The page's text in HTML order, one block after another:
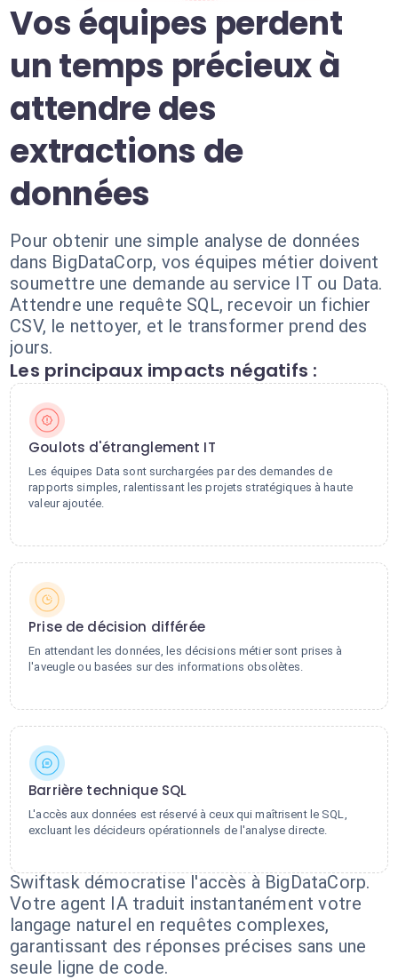
Vos équipes perdent
un temps précieux à
attendre des
extractions de
données
Pour obtenir une simple analyse de données
dans BigDataCorp, vos équipes métier doivent
soumettre une demande au service IT ou Data.
Attendre une requête SQL, recevoir un fichier
CSV, le nettoyer, et le transformer prend des
jours.
Les principaux impacts négatifs :
Goulots d'étranglement IT
Les équipes Data sont surchargées par des demandes de
rapports simples, ralentissant les projets stratégiques à haute
valeur ajoutée.
Prise de décision différée
En attendant les données, les décisions métier sont prises à
l'aveugle ou basées sur des informations obsolètes.
Barrière technique SQL
L'accès aux données est réservé à ceux qui maîtrisent le SQL,
excluant les décideurs opérationnels de l'analyse directe.
Swiftask démocratise l'accès à BigDataCorp.
Votre agent IA traduit instantanément votre
langage naturel en requêtes complexes,
garantissant des réponses précises sans une
seule ligne de code.